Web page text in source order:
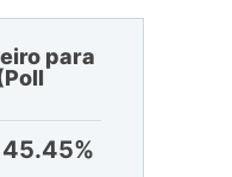
para
45.45%